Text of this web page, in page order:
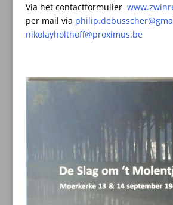
Via het contactformulier
per mail via
nikolayholthoff@proximus.be